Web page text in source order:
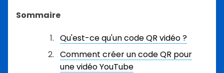
Sommaire
Qu'est-ce qu'un code QR vidéo ?
Comment créer un code QR pour
une vidéo YouTube